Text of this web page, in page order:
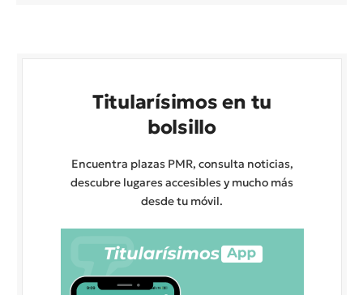
Titularísimos en tu
bolsillo
Encuentra plazas PMR, consulta noticias,
descubre lugares accesibles y mucho más
desde tu móvil.